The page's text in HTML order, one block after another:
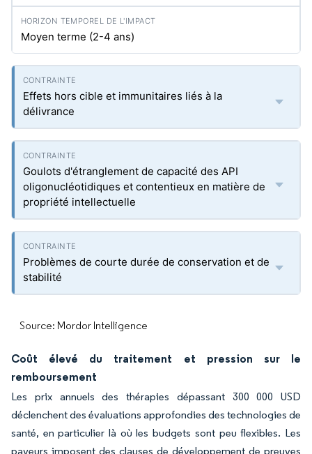
Moyen terme (2-4 ans)
Effets hors cible et immunitaires liés à la
délivrance
Goulots d'étranglement de capacité des API
oligonucléotidiques et contentieux en matière de
propriété intellectuelle
Problèmes de courte durée de conservation et de
stabilité
Source: Mordor Intelligence
Coût élevé du traitement et pression sur le
remboursement
Les prix annuels des thérapies dépassant 300 000 USD
déclenchent des évaluations approfondies des technologies de
santé, en particulier là où les budgets sont peu flexibles. Les
payeurs imposent des clauses de développement de preuves